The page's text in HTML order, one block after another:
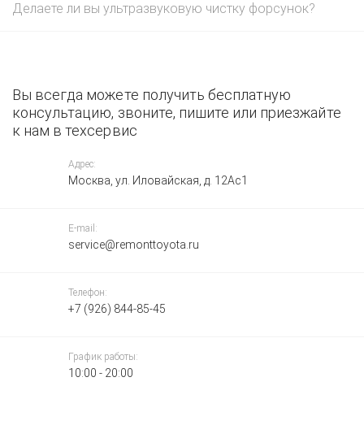
Делаете ли вы ультразвуковую чистку форсунок?
Вы всегда можете получить бесплатную
консультацию, звоните, пишите или приезжайте
к нам в техсервис
Адрес:
Москва, ул. Иловайская, д. 12Ас1
E-mail:
service@remonttoyota.ru
Телефон:
+7 (926) 844-85-45
График работы:
10:00 - 20:00